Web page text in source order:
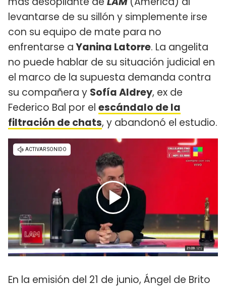
levantarse de su sillón y simplemente irse
con su equipo de mate para no
enfrentarse aYanina Latorre. La angelita
no puede hablar de su situación judicial en
el marco de la supuesta demanda contra
su compañera y Sofía Aldrey, ex de
Federico Bal por el escándalo de la
filtración de chats, y abandonó el estudio.
En la emisión del 21 de junio, Ángel de Brito